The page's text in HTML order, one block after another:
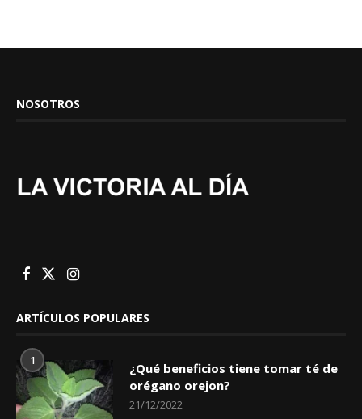
NOSOTROS
ARTÍCULOS POPULARES
1
¿Qué beneficios tiene tomar té de
orégano orejon?
21/12/2022